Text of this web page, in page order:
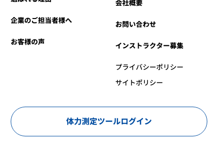
企業のご担当者様へ
お客様の声
会社概要
お問い合わせ
インストラクター募集
プライバシーポリシー
サイトポリシー
体力測定ツールログイン